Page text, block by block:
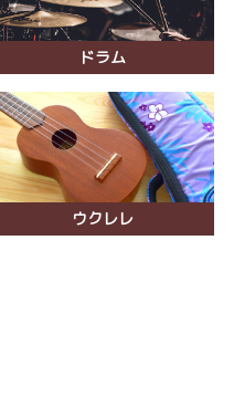
ドラム
ウクレレ